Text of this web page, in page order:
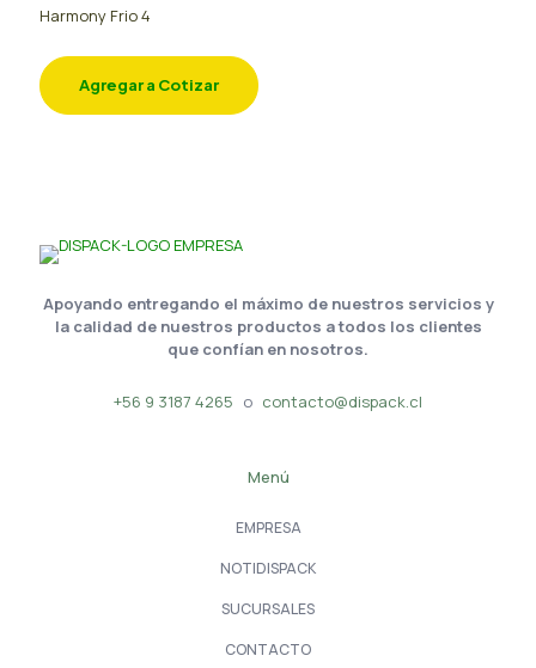
Harmony Frio 4
Agregar a Cotizar
Apoyando entregando el máximo de nuestros servicios y
la calidad de nuestros productos a todos los clientes
que confían en nosotros.
+56 9 3187 4265 o contacto@dispack.cl
Menú
EMPRESA
NOTIDISPACK
SUCURSALES
CONTACTO